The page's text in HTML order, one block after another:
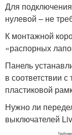
Для
нулевой – не
К монтажной
«распорных
Панель
в соответствии
пластиковой
Нужно ли
выключателей